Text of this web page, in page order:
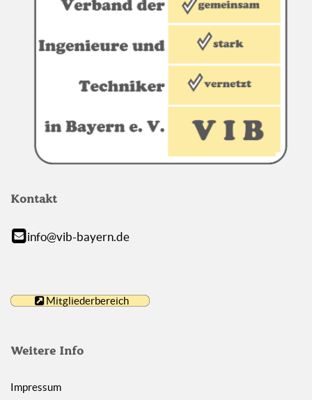
Kontakt
info@vib-bayern.de
Mitgliederbereich
Weitere Info
Impressum